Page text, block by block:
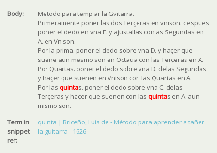
Body:
Metodo para templar la Gvitarra.
Primeramente poner las dos Terçeras en vnison. despues
poner el dedo en vna E. y ajustallas conlas Segundas en
A. en Vnison.
Por la prima. poner el dedo sobre vna D. y haçer que
suene aun mesmo son en Octaua con las Terçeras en A.
Por Quartas. poner el dedo sobre vna D. delas Segundas
y haçer que suenen en Vnison con las Quartas en A.
Por las quintas. poner el dedo sobre vna C. delas
Terçeras y haçer que suenen con las quintas en A. aun
mismo son.
Term in
snippet
ref:
quinta | Briceño, Luis de - Método para aprender a tañer
la guitarra - 1626